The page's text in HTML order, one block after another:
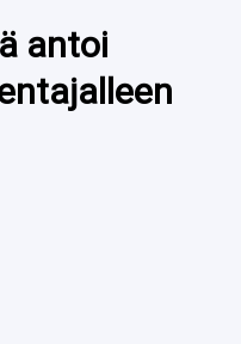
antoi